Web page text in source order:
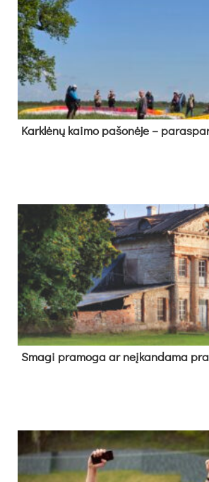
Kark­lė­nų kai­mo pa­šo­nė­je –
Sma­gi pra­mo­ga ar neį­kan­da­ma